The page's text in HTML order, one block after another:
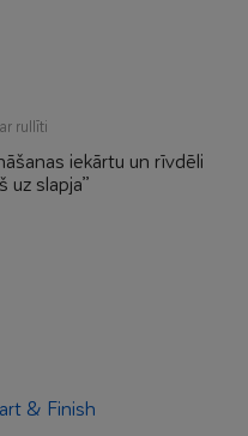
rullīti
iekārtu un rīvdēli
uz slapja”